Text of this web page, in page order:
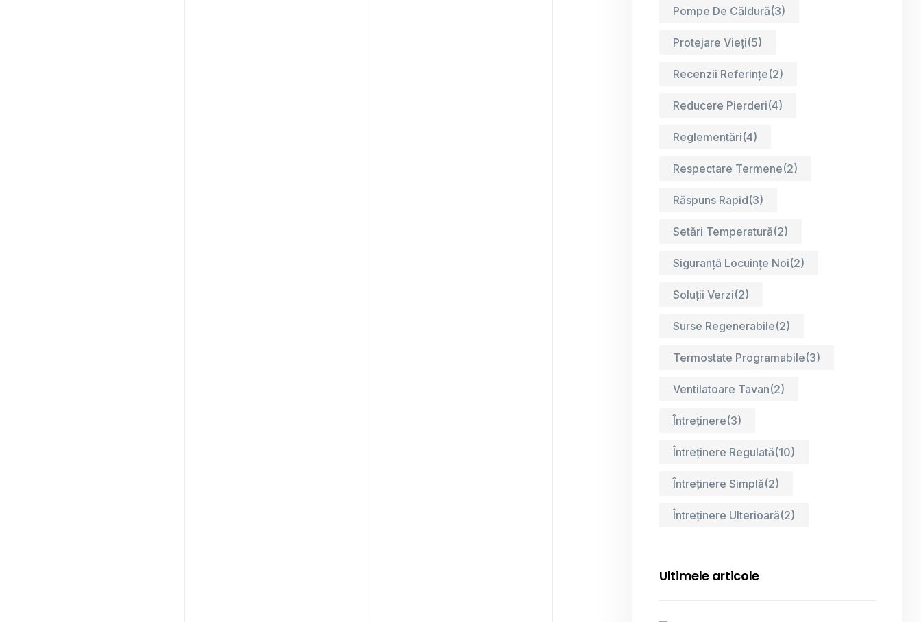
Pompe De Căldură(3)
Protejare Vieți(5)
Recenzii Referințe(2)
Reducere Pierderi(4)
Reglementări(4)
Respectare Termene(2)
Răspuns Rapid(3)
Setări Temperatură(2)
Siguranță Locuințe Noi(2)
Soluții Verzi(2)
Surse Regenerabile(2)
Termostate Programabile(3)
Ventilatoare Tavan(2)
Întreținere(3)
Întreținere Regulată(10)
Întreținere Simplă(2)
Întreținere Ulterioară(2)
Ultimele articole